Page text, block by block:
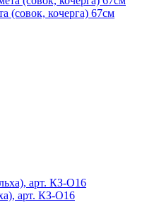
(совок, кочерга) 67см
арт. КЗ-О16